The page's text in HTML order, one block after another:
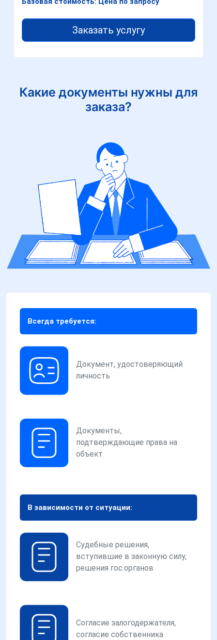
Заказать услугу
Какие документы нужны для
заказа?
Всегда требуется:
Документ, удостоверяющий
личность
Документы,
подтверждающие права на
объект
В зависимости от ситуации:
Судебные решения,
вступившие в законную силу,
решения гос.органов
Согласие залогодержателя,
согласие собственника